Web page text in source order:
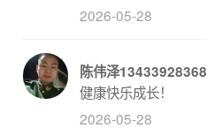
2026-05-28
陈伟泽13433928368
健康快乐成长！
2026-05-28